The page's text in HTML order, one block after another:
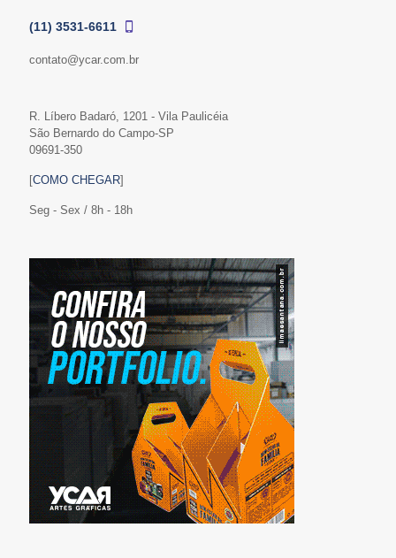
(11) 3531-6611
contato@ycar.com.br
R. Líbero Badaró, 1201 - Vila Paulicéia
São Bernardo do Campo-SP
09691-350
[COMO CHEGAR]
Seg - Sex / 8h - 18h